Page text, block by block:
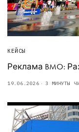
КЕЙСЫ
Реклама BMO:
19.06.2026 3 МИНУТЫ